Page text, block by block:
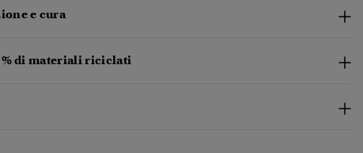
e cura
di materiali riciclati